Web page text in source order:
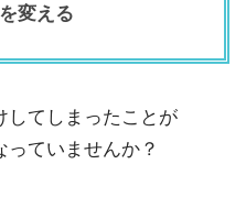
変える
してしまったことが
ていませんか？